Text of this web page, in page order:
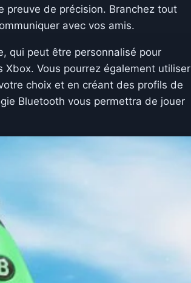
preuve de précision. Branchez tout
avec vos amis.
qui peut être personnalisé pour
Xbox. Vous pourrez également utiliser
choix et en créant des profils de
Bluetooth vous permettra de jouer